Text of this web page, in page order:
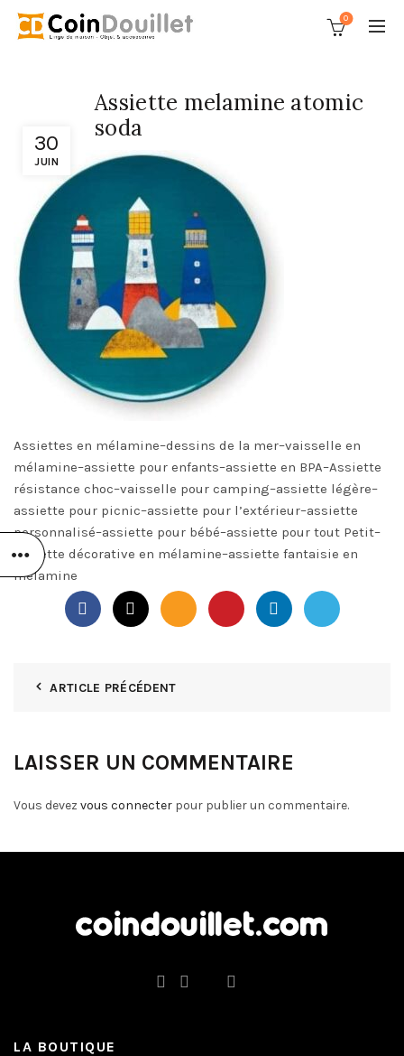
0
30
JUIN
Assiette melamine atomic
soda
Assiettes en mélamine–dessins de la mer–vaisselle en
mélamine–assiette pour enfants–assiette en BPA–Assiette
résistance choc–vaisselle pour camping–assiette légère–
assiette pour picnic–assiette pour l’extérieur–assiette
personnalisé–assiette pour bébé–assiette pour tout Petit–
assiette décorative en mélamine–assiette fantaisie en
mélamine
ARTICLE PRÉCÉDENT
LAISSER UN COMMENTAIRE
Vous devez vous connecter pour publier un commentaire.
LA BOUTIQUE